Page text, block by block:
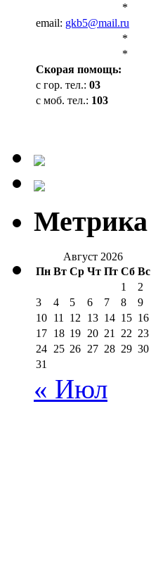
*
email: gkb5@mail.ru
*
*
Cкорая помощь:
с гор. тел.: 03
с моб. тел.: 103
Метрика
Август 2026
Пн Вт Ср Чт Пт Сб Вс
1
2
3
4 5 6 7 8
9
10 11 12 13 14 15 16
17 18 19 20 21 22 23
24 25 26 27 28 29 30
31
« Июл